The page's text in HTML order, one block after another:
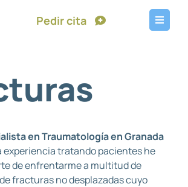
Pedir cita
en Traumatología en Granada
experiencia tratando pacientes he
de enfrentarme a multitud de
fracturas no desplazadas cuyo